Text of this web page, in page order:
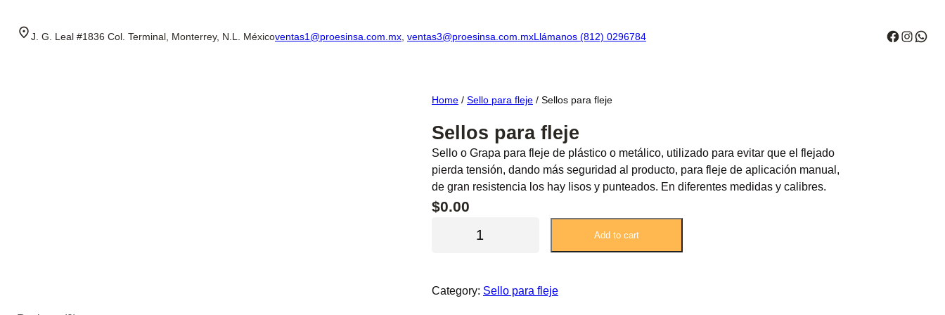
J. G. Leal #1836 Col. Terminal, Monterrey, N.L. Méxicoventas1@proesinsa.com.mx ventas3@proesinsa.com.mxLlámanos (812) 0296784
Home / Sello para fleje / Sellos para fleje
Sellos para fleje
Sello o Grapa para fleje de plástico o metálico, utilizado para evitar que el flejado
pierda tensión, dando más seguridad al producto, para fleje de aplicación manual,
de gran resistencia los hay lisos y punteados. En diferentes medidas y calibres.
$0.00
o
Add to cart
Category: Sello para fleje